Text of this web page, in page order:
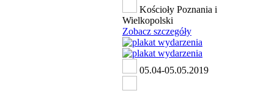
Kościoły Poznania i
Wielkopolski
Zobacz szczegóły
05.04-05.05.2019